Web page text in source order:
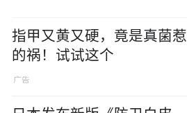
指甲又黄又硬，竟是真菌惹
的祸！试试这个